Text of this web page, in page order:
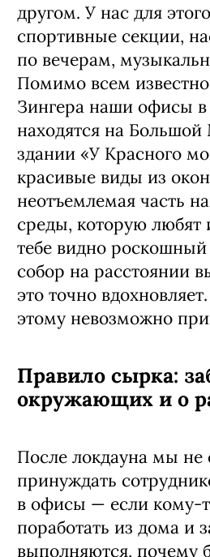
другом. У нас для
спортивные секции,
по вечерам,
Помимо всем
Зингера наши офисы в
находятся на
здании «У Красного
красивые виды из
неотъемлемая часть
среды, которую любят
тебе видно
собор на расстоянии
это точно
этому невозможно
Правило сырка:
окружающих и о
После локдауна мы не
принуждать
в ­офисы — если кому-
поработать из дома и
выполняются, почему